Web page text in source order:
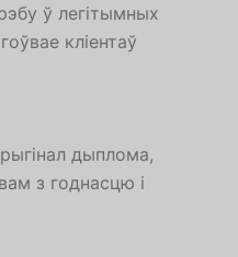
ў легітымных
кліентаў
дыплома,
з годнасцю і